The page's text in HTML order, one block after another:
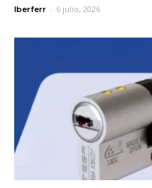
Iberferr - 6 julio, 2026